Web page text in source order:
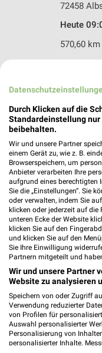
72458
Heute
570,60 km
Rofu
78658
Heute
592,41
Ernsting's
88677
Heute
605,38 km
Ernsting's
88348
Heute
572,29 km
Durch Klicken auf die
Standardeinstellung
beibehalten.
Wir und unsere Partner
einem Gerät zu, wie z. B.
Browserspeichern, um
Anbieter verarbeiten Ihre
aufgrund eines berechtigten
Sie die „Einstellungen“. Sie
oder verwalten, indem Sie
klicken oder jederzeit auf die
unteren Ecke der Website
klicken Sie auf den
und klicken Sie auf den
Sie Ihre Einwilligung
Partnern mitgeteilt und
Wir und unsere Partner
Website zu analysieren
Speichern von oder Zugriff
Verwendung reduzierter
von Profilen für
Auswahl personalisierter
Personalisierung von
personalisierter Inhalte.